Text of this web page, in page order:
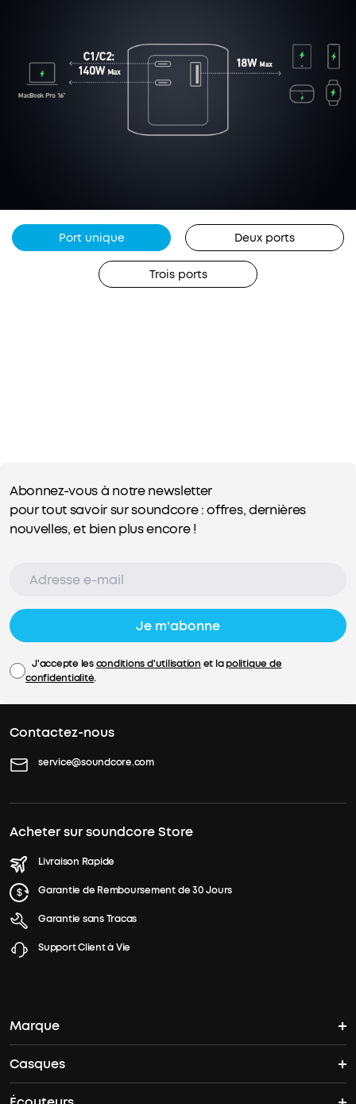
Port unique Deux ports
Trois ports
Abonnez-vous à notre newsletter
pour tout savoir sur soundcore : offres, dernières
nouvelles, et bien plus encore !
Je m'abonne
J'accepte lesconditions d'utilisation et lapolitique de
confidentialité.
Contactez-nous
service@soundcore.com
Acheter sur soundcore Store
Livraison Rapide
Garantie de Remboursement de 30 Jours
Garantie sans Tracas
Support Client à Vie
Marque
L'histoire de soundcore
Casques